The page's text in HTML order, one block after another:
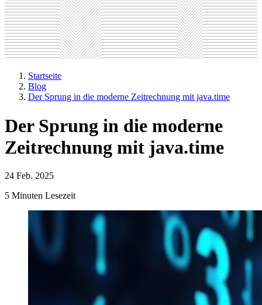
Startseite
Blog
Der Sprung in die moderne Zeitrechnung mit java.time
Der Sprung in die moderne
Zeitrechnung mit java.time
24 Feb. 2025
5 Minuten Lesezeit